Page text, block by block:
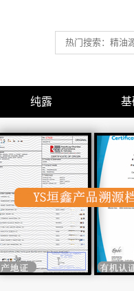
纯露
武汉有机纯露
武汉常用纯露
基
武汉基
武汉基
武汉